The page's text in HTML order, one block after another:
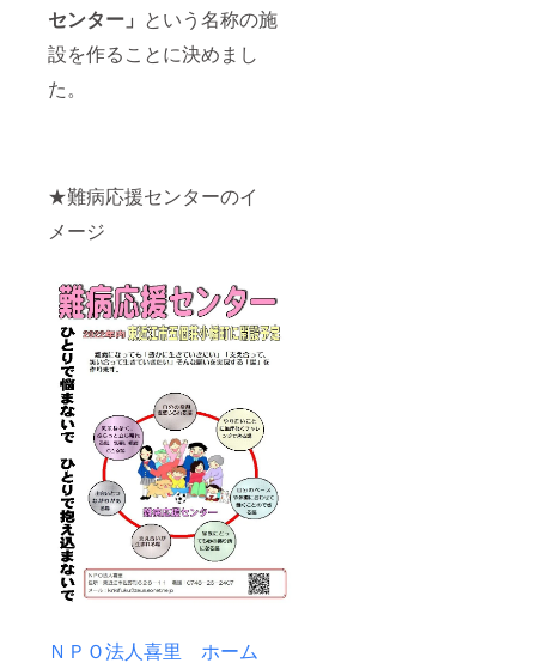
センター」 という名称の施
設を作ることに決めまし
た。
★難病応援センターのイ
メージ
ＮＰＯ法人喜里 ホーム